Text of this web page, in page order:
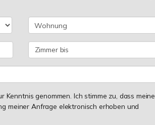
Kenntnis genommen. Ich stimme zu, dass meine
meiner Anfrage elektronisch erhoben und